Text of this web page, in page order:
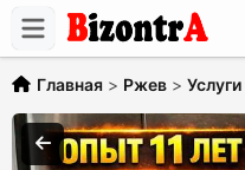
Главная > Ржев > Услуги